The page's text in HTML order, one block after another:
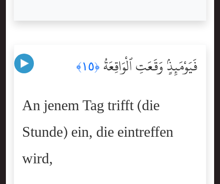
فَيَوْمَئِذٍۢ وَقَعَتِ ٱلْوَاقِعَةُ ﴿١٥﴾
An jenem Tag trifft (die
Stunde) ein, die eintreffen
wird,